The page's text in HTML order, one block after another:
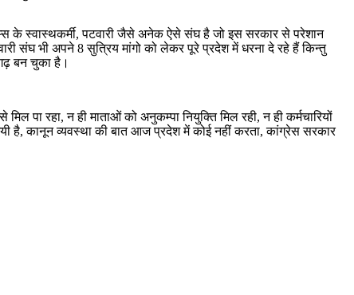
के स्वास्थकर्मी, पटवारी जैसे अनेक ऐसे संघ है जो इस सरकार से परेशान
संघ भी अपने 8 सुत्रिय मांगो को लेकर पूरे प्रदेश में धरना दे रहे हैं किन्तु
बन चुका है।
पा रहा, न ही माताओं को अनुकम्पा नियुक्ति मिल रही, न ही कर्मचारियों
है, कानून व्यवस्था की बात आज प्रदेश में कोई नहीं करता, कांग्रेस सरकार